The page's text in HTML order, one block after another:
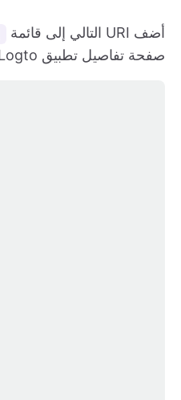
أضف URI التالي إلى قائمة
صفحة تفاصيل تطبيق Logto: